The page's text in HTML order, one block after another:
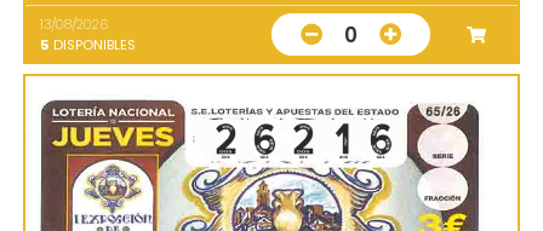
13/08/2026
5 DISPONIBLES 0